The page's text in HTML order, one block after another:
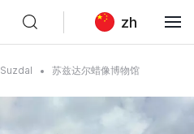
zh
苏兹达尔蜡像博物馆